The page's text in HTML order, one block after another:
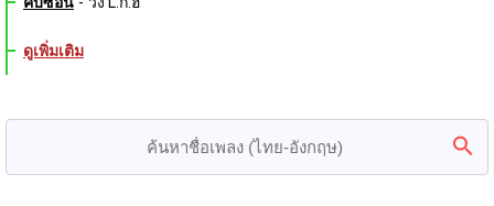
ดูเพิ่มเติม